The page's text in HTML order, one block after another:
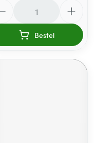
Bestel